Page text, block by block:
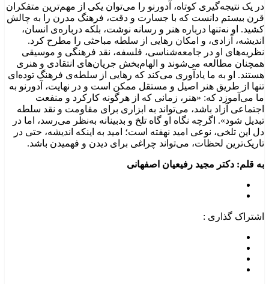
در یک نتیجه‌گیری کوتاه، آدورنو را می‌توان یکی از مهم‌ترین متفکران
قرن بیستم دانست که با جسارت و دقت، فرهنگ مدرن را به چالش
کشید. او نه‌تنها درباره هنر و رسانه نوشت، بلکه درباره‌ی انسان،
اندیشه، آزادی، و امکان رهایی از سلطه مباحثی را مطرح کرد.
نظریه‌های او در جامعه‌شناسی، فلسفه، نقد فرهنگی و موسیقی
همچنان مطالعه می‌شوند و الهام‌بخش جریان‌های انتقادی و هنری
هستند. او به ما یادآوری می‌کند که رهایی از سلطه‌ی فرهنگ توده‌ای
تنها از طریق هنر اصیل و مستقل ممکن است و در نهایت، آدورنو به
ما می‌آموزد که: «هنر، زمانی که از هرگونه کارکرد و منفعت
اجتماعی آزاد باشد، می‌تواند به ابزاری برای مقاومت و نقد سلطه
تبدیل شود». اگرچه نگاه او گاه تلخ و بدبینانه به‌نظر می‌رسد، اما در
دل این تلخی، نوعی امید نهفته است؛ امید به اینکه اندیشه، حتی در
تاریک‌ترین لحظات، می‌تواند چراغی برای دیدن و فهمیدن باشد.
به قلم: دکتر مجید رفیعیان اصفهانی
اشتراک گذاری :